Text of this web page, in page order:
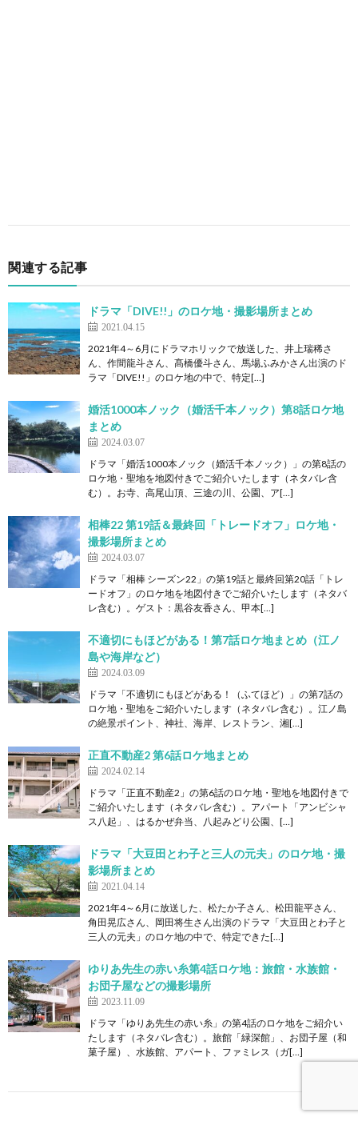
関連する記事
ドラマ「DIVE!!」のロケ地・撮影場所まとめ
2021.04.15
2021年4～6月にドラマホリックで放送した、井上瑞稀さ
ん、作間龍斗さん、髙橋優斗さん、馬場ふみかさん出演のド
ラマ「DIVE!!」のロケ地の中で、特定[…]
婚活1000本ノック（婚活千本ノック）第8話ロケ地
まとめ
2024.03.07
ドラマ「婚活1000本ノック（婚活千本ノック）」の第8話の
ロケ地・聖地を地図付きでご紹介いたします（ネタバレ含
む）。お寺、高尾山頂、三途の川、公園、ア[…]
相棒22 第19話＆最終回「トレードオフ」ロケ地・
撮影場所まとめ
2024.03.07
ドラマ「相棒 シーズン22」の第19話と最終回第20話「トレ
ードオフ」のロケ地を地図付きでご紹介いたします（ネタバ
レ含む）。ゲスト：黒谷友香さん、甲本[…]
不適切にもほどがある！第7話ロケ地まとめ（江ノ
島や海岸など）
2024.03.09
ドラマ「不適切にもほどがある！（ふてほど）」の第7話の
ロケ地・聖地をご紹介いたします（ネタバレ含む）。江ノ島
の絶景ポイント、神社、海岸、レストラン、湘[…]
正直不動産2 第6話ロケ地まとめ
2024.02.14
ドラマ「正直不動産2」の第6話のロケ地・聖地を地図付きで
ご紹介いたします（ネタバレ含む）。アパート「アンビシャ
ス八起」、はるかぜ弁当、八起みどり公園、[…]
ドラマ「大豆田とわ子と三人の元夫」のロケ地・撮
影場所まとめ
2021.04.14
2021年4～6月に放送した、松たか子さん、松田龍平さん、
角田晃広さん、岡田将生さん出演のドラマ「大豆田とわ子と
三人の元夫」のロケ地の中で、特定できた[…]
ゆりあ先生の赤い糸第4話ロケ地：旅館・水族館・
お団子屋などの撮影場所
2023.11.09
ドラマ「ゆりあ先生の赤い糸」の第4話のロケ地をご紹介い
たします（ネタバレ含む）。旅館「緑深館」、お団子屋（和
菓子屋）、水族館、アパート、ファミレス（ガ[…]